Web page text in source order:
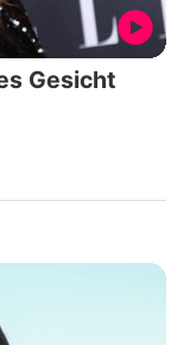
Gesicht